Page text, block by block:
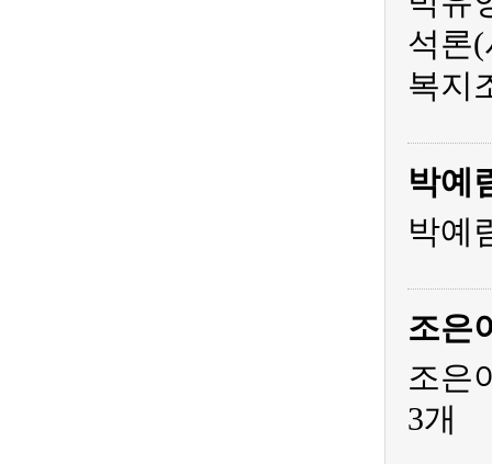
석론
복지
박예
박예
조은
조은
3개